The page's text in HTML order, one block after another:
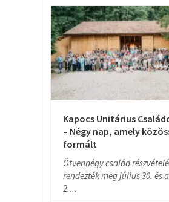
Kapocs Unitárius
– Négy nap, amely
formált
Ötvennégy család
rendezték meg július 30. és
2....